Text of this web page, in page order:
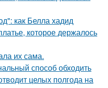
как Белла хадид
которое держалось
их сама.
способ обходить
целых полгода на